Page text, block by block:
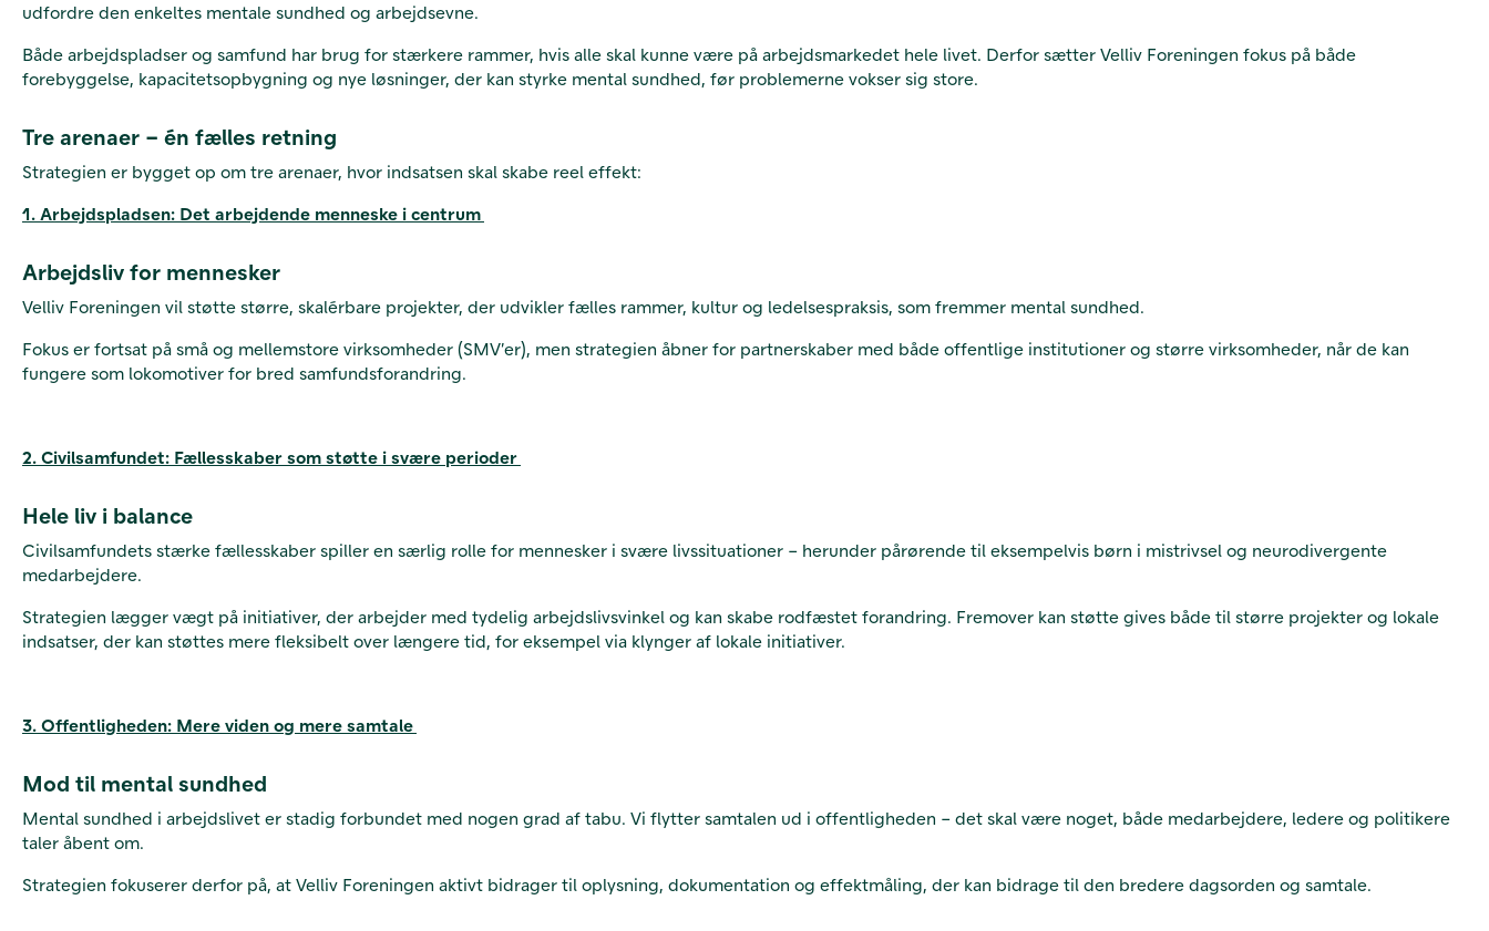
udfordre den enkeltes mentale sundhed og arbejdsevne.
Både arbejdspladser og samfund har brug for stærkere rammer, hvis alle skal kunne være på arbejdsmarkedet hele livet. Derfor sætter Velliv Foreningen fokus på både
forebyggelse, kapacitetsopbygning og nye løsninger, der kan styrke mental sundhed, før problemerne vokser sig store.
Tre arenaer – én fælles retning
Strategien er bygget op om tre arenaer, hvor indsatsen skal skabe reel effekt:
1. Arbejdspladsen: Det arbejdende menneske i centrum
Arbejdsliv for mennesker
Velliv Foreningen vil støtte større, skalérbare projekter, der udvikler fælles rammer, kultur og ledelsespraksis, som fremmer mental sundhed.
Fokus er fortsat på små og mellemstore virksomheder (SMV’er), men strategien åbner for partnerskaber med både offentlige institutioner og større virksomheder, når de kan
fungere som lokomotiver for bred samfundsforandring.
2. Civilsamfundet: Fællesskaber som støtte i svære perioder
Hele liv i balance
Civilsamfundets stærke fællesskaber spiller en særlig rolle for mennesker i svære livssituationer – herunder pårørende til eksempelvis børn i mistrivsel og neurodivergente
medarbejdere.
Strategien lægger vægt på initiativer, der arbejder med tydelig arbejdslivsvinkel og kan skabe rodfæstet forandring. Fremover kan støtte gives både til større projekter og lokale
indsatser, der kan støttes mere fleksibelt over længere tid, for eksempel via klynger af lokale initiativer.
3. Offentligheden: Mere viden og mere samtale
Mod til mental sundhed
Mental sundhed i arbejdslivet er stadig forbundet med nogen grad af tabu. Vi flytter samtalen ud i offentligheden – det skal være noget, både medarbejdere, ledere og politikere
taler åbent om.
Strategien fokuserer derfor på, at Velliv Foreningen aktivt bidrager til oplysning, dokumentation og effektmåling, der kan bidrage til den bredere dagsorden og samtale.